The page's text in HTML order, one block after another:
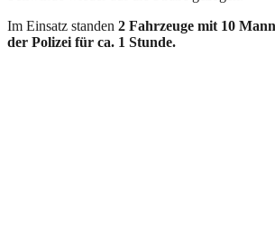
Im Einsatz standen 2 Fahrzeuge mit 10
der Polizei für ca. 1 Stunde.